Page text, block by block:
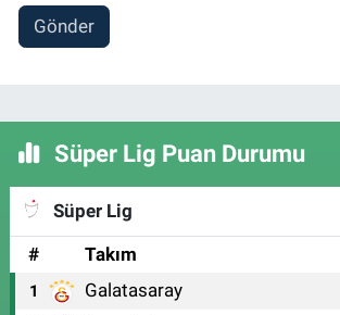
Gönder
Süper Lig Puan Durumu
Süper Lig
#
Takım
1 Galatasaray